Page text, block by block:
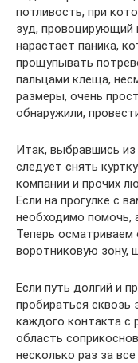
потливость, при
зуд, провоцирующий
нарастает паника,
прощупывать
пальцами клеща,
размеры, очень
обнаружили,
Итак, выбравшись
следует снять
компании и прочих
Если на прогулке с
необходимо помочь,
Теперь
воротниковую зону,
Если путь долгий и
пробираться сквозь
каждого контакта с
область
несколько раз за